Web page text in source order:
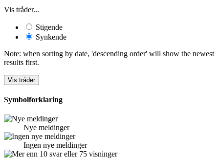
Vis tråder...
Stigende
Synkende
Note: when sorting by date, 'descending order' will show the newest
results first.
Symbolforklaring
Nye meldinger
Ingen nye meldinger